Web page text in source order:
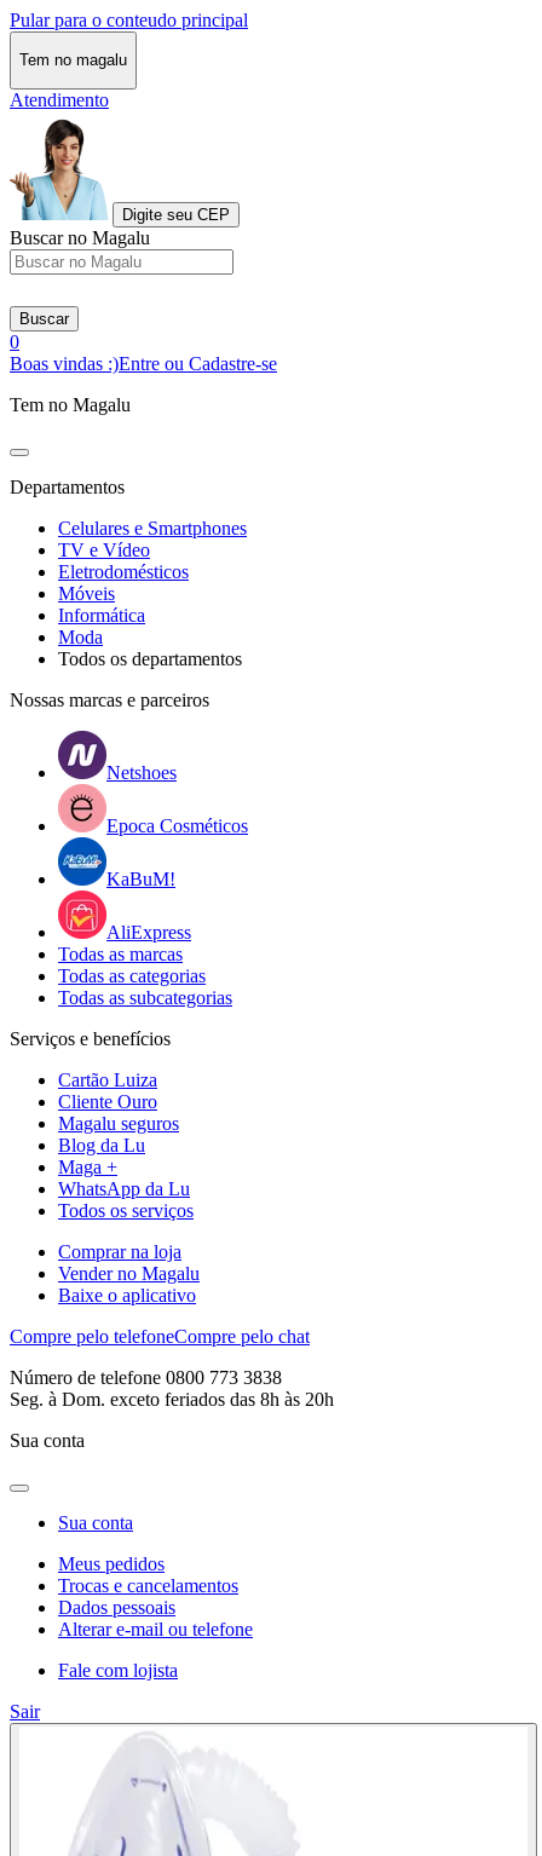
Pular para o conteudo principal
Tem no magalu
Atendimento
Digite seu CEP
Buscar no Magalu
Buscar
0
Boas vindas :)Entre ou Cadastre-se
Tem no Magalu
Departamentos
Celulares e Smartphones
TV e Vídeo
Eletrodomésticos
Móveis
Informática
Moda
Todos os departamentos
Nossas marcas e parceiros
Netshoes
Epoca Cosméticos
KaBuM!
AliExpress
Todas as marcas
Todas as categorias
Todas as subcategorias
Serviços e benefícios
Cartão Luiza
Cliente Ouro
Magalu seguros
Blog da Lu
Maga +
WhatsApp da Lu
Todos os serviços
Comprar na loja
Vender no Magalu
Baixe o aplicativo
Compre pelo telefoneCompre pelo chat
Número de telefone 0800 773 3838
Seg. à Dom. exceto feriados das 8h às 20h
Sua conta
Sua conta
Meus pedidos
Trocas e cancelamentos
Dados pessoais
Alterar e-mail ou telefone
Fale com lojista
Sair